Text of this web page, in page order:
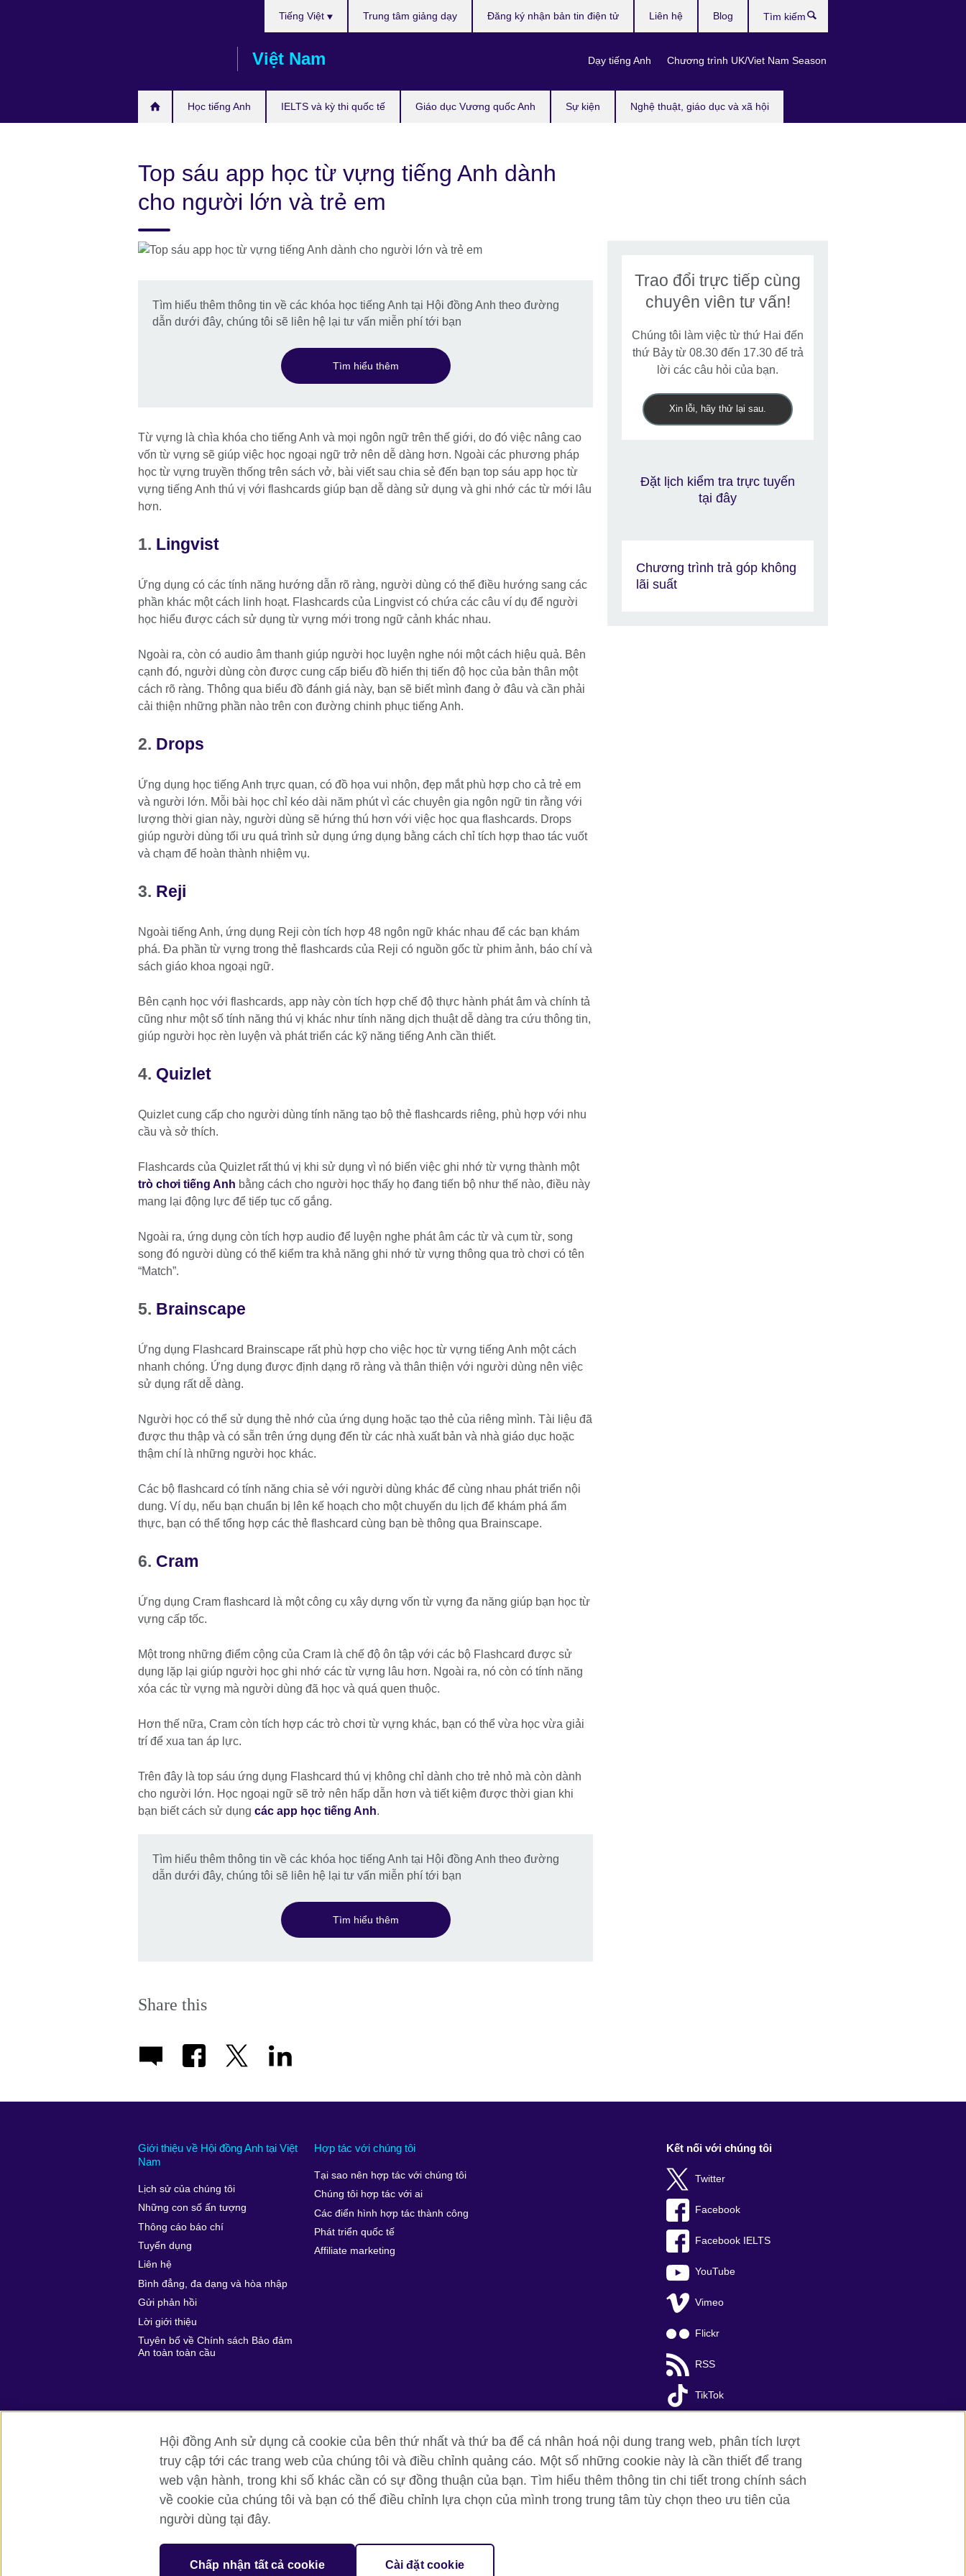
Việt Nam
Học tiếng Anh IELTS và kỳ thi quốc tế Giáo dục Vương quốc Anh Sự kiện Nghệ thuật, giáo dục và xã hội
Tiếng Việt
Dạy tiếng Anh Chương trình UK/Viet Nam Season
Trung tâm giảng dạy Đăng ký nhận bản tin điện tử Liên hệ Blog
kiếm
Top sáu app học từ vựng tiếng Anh dành
cho người lớn và trẻ em
Tìm hiểu thêm thông tin về các khóa học tiếng Anh tại Hội đồng Anh theo đường
dẫn dưới đây, chúng tôi sẽ liên hệ lại tư vấn miễn phí tới bạn
Tìm hiểu thêm
Từ vựng là chìa khóa cho tiếng Anh và mọi ngôn ngữ trên thế giới, do đó việc nâng cao
vốn từ vựng sẽ giúp việc học ngoại ngữ trở nên dễ dàng hơn. Ngoài các phương pháp
học từ vựng truyền thống trên sách vở, bài viết sau chia sẻ đến bạn top sáu app học từ
vựng tiếng Anh thú vị với flashcards giúp bạn dễ dàng sử dụng và ghi nhớ các từ mới lâu
hơn.
1. Lingvist
Ứng dụng có các tính năng hướng dẫn rõ ràng, người dùng có thể điều hướng sang các
phần khác một cách linh hoạt. Flashcards của Lingvist có chứa các câu ví dụ để người
học hiểu được cách sử dụng từ vựng mới trong ngữ cảnh khác nhau.
Ngoài ra, còn có audio âm thanh giúp người học luyện nghe nói một cách hiệu quả. Bên
cạnh đó, người dùng còn được cung cấp biểu đồ hiển thị tiến độ học của bản thân một
cách rõ ràng. Thông qua biểu đồ đánh giá này, bạn sẽ biết mình đang ở đâu và cần phải
cải thiện những phần nào trên con đường chinh phục tiếng Anh.
2. Drops
Ứng dụng học tiếng Anh trực quan, có đồ họa vui nhộn, đẹp mắt phù hợp cho cả trẻ em
và người lớn. Mỗi bài học chỉ kéo dài năm phút vì các chuyên gia ngôn ngữ tin rằng với
lượng thời gian này, người dùng sẽ hứng thú hơn với việc học qua flashcards. Drops
giúp người dùng tối ưu quá trình sử dụng ứng dụng bằng cách chỉ tích hợp thao tác vuốt
và chạm để hoàn thành nhiệm vụ.
3. Reji
Ngoài tiếng Anh, ứng dụng Reji còn tích hợp 48 ngôn ngữ khác nhau để các bạn khám
phá. Đa phần từ vựng trong thẻ flashcards của Reji có nguồn gốc từ phim ảnh, báo chí và
sách giáo khoa ngoại ngữ.
Bên cạnh học với flashcards, app này còn tích hợp chế độ thực hành phát âm và chính tả
cũng như một số tính năng thú vị khác như tính năng dịch thuật dễ dàng tra cứu thông tin,
giúp người học rèn luyện và phát triển các kỹ năng tiếng Anh cần thiết.
4. Quizlet
Quizlet cung cấp cho người dùng tính năng tạo bộ thẻ flashcards riêng, phù hợp với nhu
cầu và sở thích.
Flashcards của Quizlet rất thú vị khi sử dụng vì nó biến việc ghi nhớ từ vựng thành một
trò chơi tiếng Anh bằng cách cho người học thấy họ đang tiến bộ như thế nào, điều này
mang lại động lực để tiếp tục cố gắng.
Ngoài ra, ứng dụng còn tích hợp audio để luyện nghe phát âm các từ và cụm từ, song
song đó người dùng có thể kiểm tra khả năng ghi nhớ từ vựng thông qua trò chơi có tên
“Match”.
5. Brainscape
Ứng dụng Flashcard Brainscape rất phù hợp cho việc học từ vựng tiếng Anh một cách
nhanh chóng. Ứng dụng được định dạng rõ ràng và thân thiện với người dùng nên việc
sử dụng rất dễ dàng.
Người học có thể sử dụng thẻ nhớ của ứng dụng hoặc tạo thẻ của riêng mình. Tài liệu đã
được thu thập và có sẵn trên ứng dụng đến từ các nhà xuất bản và nhà giáo dục hoặc
thậm chí là những người học khác.
Các bộ flashcard có tính năng chia sẻ với người dùng khác để cùng nhau phát triển nội
dung. Ví dụ, nếu bạn chuẩn bị lên kế hoạch cho một chuyến du lịch để khám phá ẩm
thực, bạn có thể tổng hợp các thẻ flashcard cùng bạn bè thông qua Brainscape.
6. Cram
Ứng dụng Cram flashcard là một công cụ xây dựng vốn từ vựng đa năng giúp bạn học từ
vựng cấp tốc.
Một trong những điểm cộng của Cram là chế độ ôn tập với các bộ Flashcard được sử
dụng lặp lại giúp người học ghi nhớ các từ vựng lâu hơn. Ngoài ra, nó còn có tính năng
xóa các từ vựng mà người dùng đã học và quá quen thuộc.
Hơn thế nữa, Cram còn tích hợp các trò chơi từ vựng khác, bạn có thể vừa học vừa giải
trí để xua tan áp lực.
Trên đây là top sáu ứng dụng Flashcard thú vị không chỉ dành cho trẻ nhỏ mà còn dành
cho người lớn. Học ngoại ngữ sẽ trở nên hấp dẫn hơn và tiết kiệm được thời gian khi
bạn biết cách sử dụng các app học tiếng Anh.
Tìm hiểu thêm thông tin về các khóa học tiếng Anh tại Hội đồng Anh theo đường
dẫn dưới đây, chúng tôi sẽ liên hệ lại tư vấn miễn phí tới bạn
Tìm hiểu thêm
Share this
Trao đổi trực tiếp cùng
chuyên viên tư vấn!
Chúng tôi làm việc từ thứ Hai đến
thứ Bảy từ 08.30 đến 17.30 để trả
lời các câu hỏi của bạn.
Xin lỗi, hãy thử lại sau.
Đặt lịch kiểm tra trực tuyến
tại đây
Chương trình trả góp không
lãi suất
Giới thiệu về Hội đồng Anh tại Việt
Nam
Lịch sử của chúng tôi
Những con số ấn tượng
Thông cáo báo chí
Tuyển dụng
Liên hệ
Bình đẳng, đa dạng và hòa nhập
Gửi phản hồi
Lời giới thiệu
Tuyên bố về Chính sách Bảo đảm
An toàn toàn cầu
Hợp tác với chúng tôi
Tại sao nên hợp tác với chúng tôi
Chúng tôi hợp tác với ai
Các điển hình hợp tác thành công
Phát triển quốc tế
Affiliate marketing
Kết nối với chúng tôi
Twitter
Facebook
Facebook IELTS
YouTube
Vimeo
Flickr
RSS
TikTok
Hội đồng Anh toàn cầu Bảo mật thông tin và quy định sử dụng Cookie Sơ đồ trang
© 2026 British Council
British Council (Viet Nam) LLC (
educational opportunities.
Hội đồng Anh sử dụng cả cookie của bên thứ nhất và thứ ba để cá nhân hoá nội dung trang web, phân tích lượt
truy cập tới các trang web của chúng tôi và điều chỉnh quảng cáo. Một số những cookie này là cần thiết để trang
web vận hành, trong khi số khác cần có sự đồng thuận của bạn. Tìm hiểu thêm thông tin chi tiết trong chính sách
về cookie của chúng tôi và bạn có thể điều chỉnh lựa chọn của mình trong trung tâm tùy chọn theo ưu tiên của
người dùng tại đây.
Chấp nhận tất cả cookie Cài đặt cookie